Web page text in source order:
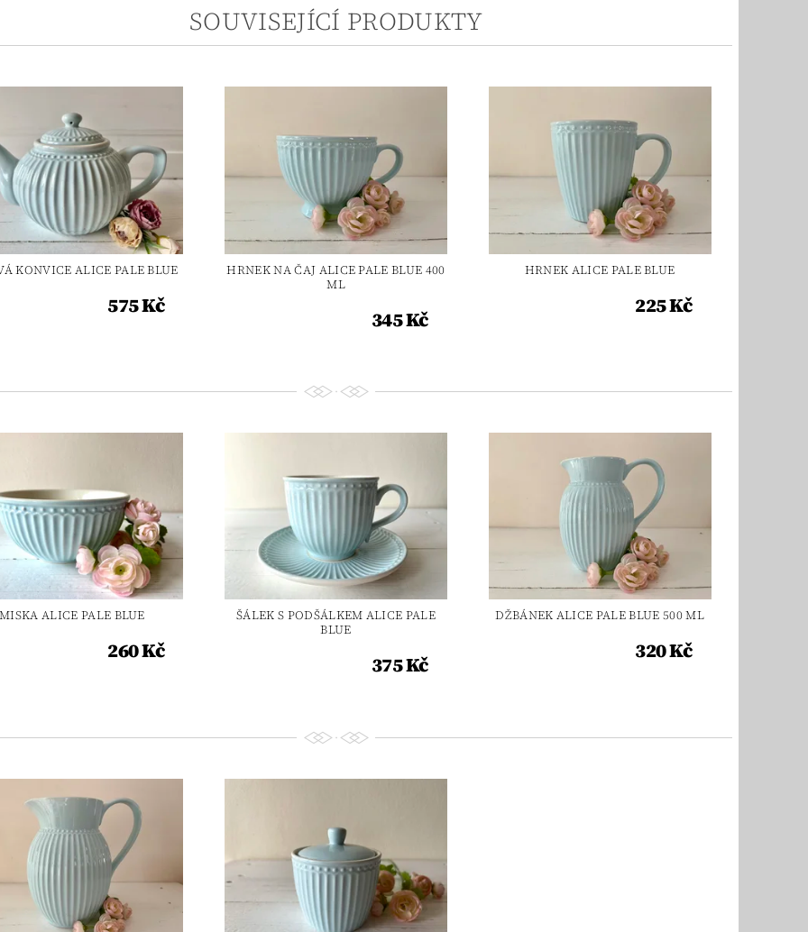
SOUVISEJÍCÍ PRODUKTY
KONVICE ALICE PALE BLUE
575 Kč
HRNEK NA ČAJ ALICE PALE BLUE 400
ML
345 Kč
HRNEK ALICE PALE BLUE
225 Kč
MISKA ALICE PALE BLUE
260 Kč
ŠÁLEK S PODŠÁLKEM ALICE PALE
BLUE
375 Kč
DŽBÁNEK ALICE PALE BLUE 500 ML
320 Kč